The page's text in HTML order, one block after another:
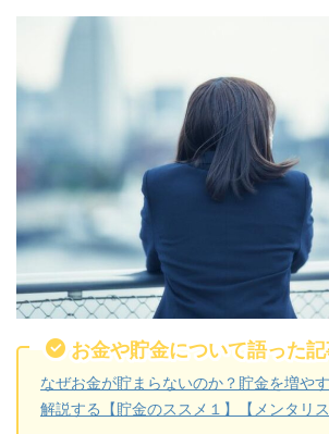
お金や貯金について語った
なぜお金が貯まらないのか？貯金を増や
解説する【貯金のススメ１】【メンタリス